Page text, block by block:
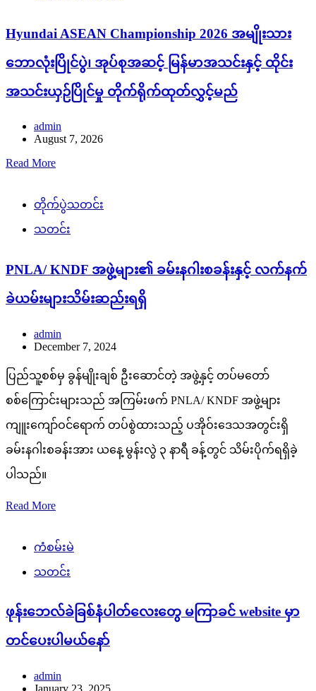
Hyundai ASEAN Championship 2026 အမျိုးသား
ဘောလုံးပြိုင်ပွဲ၊ အုပ်စုအဆင့် မြန်မာအသင်းနှင့် ထိုင်း
အသင်းယှဉ်ပြိုင်မှု တိုက်ရိုက်ထုတ်လွှင့်မည်
admin
August 7, 2026
Read More
တိုက်ပွဲသတင်း
သတင်း
PNLA/ KNDF အဖွဲ့များ၏ ခမ်းနဂါးစခန်းနှင့် လက်နက်
ခဲယမ်းများသိမ်းဆည်းရရှိ
admin
December 7, 2024
ပြည်သူ့စစ်မှ ခွန်မျိုးချစ် ဦးဆောင်တဲ့ အဖွဲ့နှင့် တပ်မတော်
စစ်ကြောင်းများသည် အကြမ်းဖက် PNLA/ KNDF အဖွဲ့များ
ကျူးကျော်ဝင်ရောက် တပ်စွဲထားသည့် ပအိုဝ်းဒေသအတွင်းရှိ
ခမ်းနဂါးစခန်းအား ယနေ့ မွန်းလွဲ ၃ နာရီ ခန့်တွင် သိမ်းပိုက်ရရှိခဲ့
ပါသည်။
Read More
ကံစမ်းမဲ
သတင်း
ဖုန်းဘေလ်ခဲခြစ်နံပါတ်လေးတွေ မကြာခင် website မှာ
တင်ပေးပါမယ်နော်
admin
January 23, 2025